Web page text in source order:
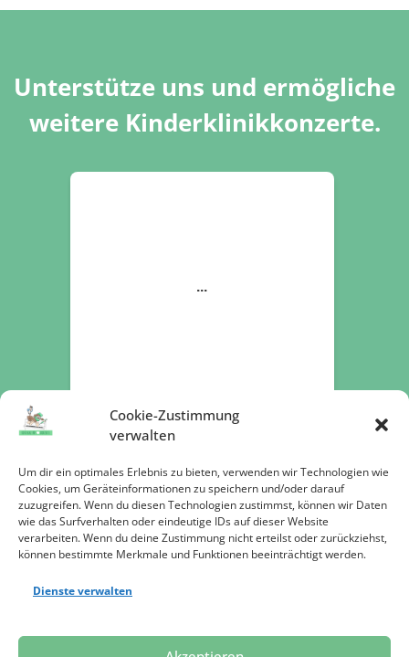
Cookie-Zustimmung
verwalten
Um dir ein optimales Erlebnis zu bieten, verwenden wir Technologien wie
Cookies, um Geräteinformationen zu speichern und/oder darauf
zuzugreifen. Wenn du diesen Technologien zustimmst, können wir Daten
wie das Surfverhalten oder eindeutige IDs auf dieser Website
verarbeiten. Wenn du deine Zustimmung nicht erteilst oder zurückziehst,
können bestimmte Merkmale und Funktionen beeinträchtigt werden.
Dienste verwalten
Unterstütze uns und ermögliche
weitere Kinderklinikkonzerte.
Jetzt spenden
DatenschutzImpressumPresse